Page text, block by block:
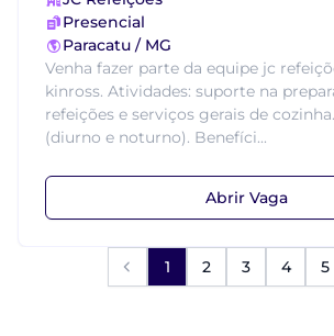
Presencial
Paracatu / MG
Venha fazer parte da equipe jc
kinross. Atividades: suporte na
refeições e serviços gerais de cozinha.
(diurno e noturno). Benefíci...
Abrir Vaga
1 2 3 4 5